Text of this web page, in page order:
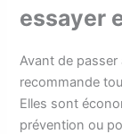
essayer
Avant de
recommande
Elles sont
prévention ou